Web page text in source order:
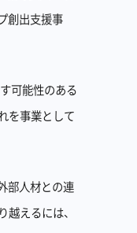
創出支援事
可能性のある
を事業として
部人材との連
えるには、